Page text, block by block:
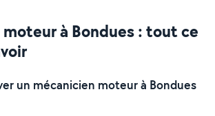
à Bondues : tout ce
un mécanicien moteur à Bondues